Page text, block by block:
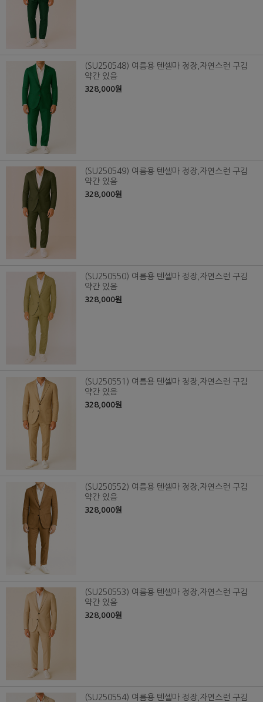
(SU250548) 여름용 텐셀마 정장,자연스런 구김
약간 있음
328,000원
(SU250549) 여름용 텐셀마 정장,자연스런 구김
약간 있음
328,000원
(SU250550) 여름용 텐셀마 정장,자연스런 구김
약간 있음
328,000원
(SU250551) 여름용 텐셀마 정장,자연스런 구김
약간 있음
328,000원
(SU250552) 여름용 텐셀마 정장,자연스런 구김
약간 있음
328,000원
(SU250553) 여름용 텐셀마 정장,자연스런 구김
약간 있음
328,000원
(SU250554) 여름용 텐셀마 정장,자연스런 구김